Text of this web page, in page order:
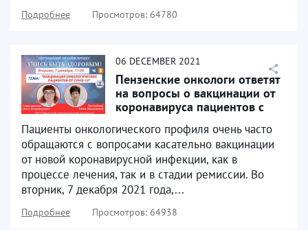
Подробнее Просмотров: 64780
06 DECEMBER 2021
Пензенские онкологи ответят
на вопросы о вакцинации от
коронавируса пациентов с
Пациенты онкологического профиля очень часто
обращаются с вопросами касательно вакцинации
от новой коронавирусной инфекции, как в
процессе лечения, так и в стадии ремиссии. Во
вторник, 7 декабря 2021 года,...
Подробнее Просмотров: 64938